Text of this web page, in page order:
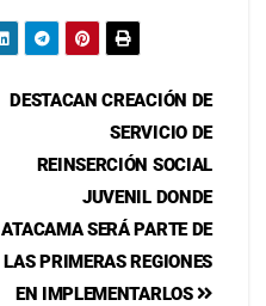
DESTACAN CREACIÓN DE
SERVICIO DE
REINSERCIÓN SOCIAL
JUVENIL DONDE
ATACAMA SERÁ PARTE DE
LAS PRIMERAS REGIONES
EN IMPLEMENTARLOS